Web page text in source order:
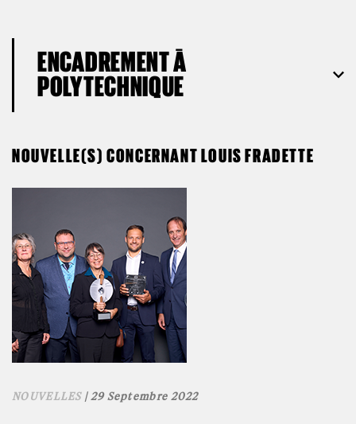
ENCADREMENT À
POLYTECHNIQUE
NOUVELLE(S) CONCERNANT LOUIS FRADETTE
NOUVELLES| 29 Septembre 2022